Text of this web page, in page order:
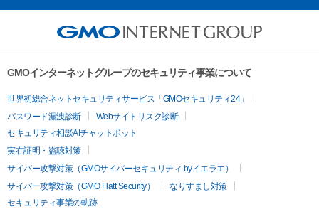
GMOインターネットグループのセキュリティ事業について
世界初総合ネットセキュリティサービス「GMOセキュリティ24」
パスワード漏洩診断
Webサイトリスク診断
セキュリティ相談AIチャットボット
実在証明・盗聴対策
サイバー攻撃対策（GMOサイバーセキュリティ byイエラエ）
サイバー攻撃対策（GMO Flatt Security）
なりすまし対策
セキュリティ事業の軌跡